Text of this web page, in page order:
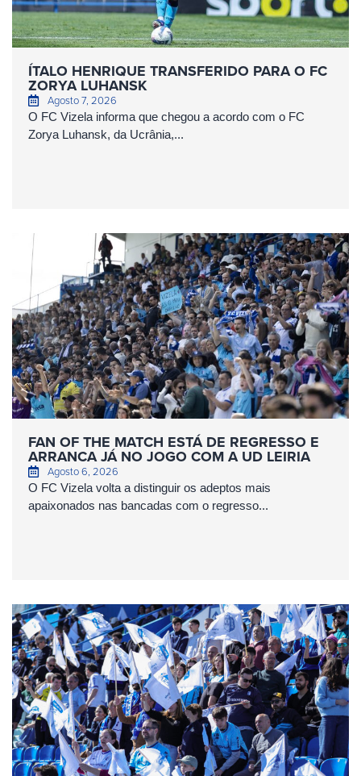
ÍTALO HENRIQUE TRANSFERIDO PARA O FC
ZORYA LUHANSK
Agosto 7, 2026
O FC Vizela informa que chegou a acordo com o FC
Zorya Luhansk, da Ucrânia,...
FAN OF THE MATCH ESTÁ DE REGRESSO E
ARRANCA JÁ NO JOGO COM A UD LEIRIA
Agosto 6, 2026
O FC Vizela volta a distinguir os adeptos mais
apaixonados nas bancadas com o regresso...